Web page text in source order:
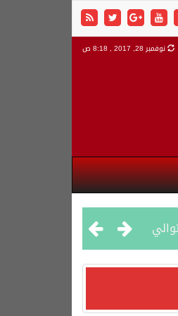
نوفمبر 28, 2017 , 8:18 ص